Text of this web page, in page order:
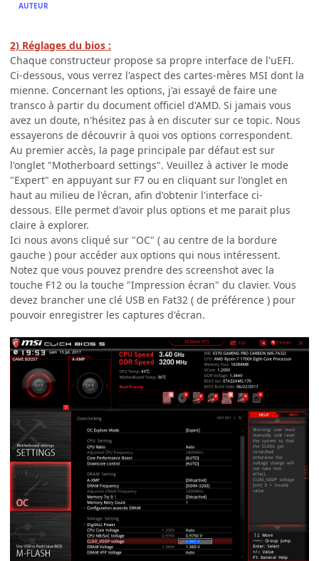
AUTEUR
2) Réglages du bios :
Chaque constructeur propose sa propre interface de l'uEFI.
Ci-dessous, vous verrez l'aspect des cartes-mères MSI dont la
mienne. Concernant les options, j'ai essayé de faire une
transco à partir du document officiel d'AMD. Si jamais vous
avez un doute, n'hésitez pas à en discuter sur ce topic. Nous
essayerons de découvrir à quoi vos options correspondent.
Au premier accès, la page principale par défaut est sur
l'onglet "Motherboard settings". Veuillez à activer le mode
"Expert" en appuyant sur F7 ou en cliquant sur l'onglet en
haut au milieu de l'écran, afin d'obtenir l'interface ci-
dessous. Elle permet d'avoir plus options et me parait plus
claire à explorer.
Ici nous avons cliqué sur "OC" ( au centre de la bordure
gauche ) pour accéder aux options qui nous intéressent.
Notez que vous pouvez prendre des screenshot avec la
touche F12 ou la touche "Impression écran" du clavier. Vous
devez brancher une clé USB en Fat32 ( de préférence ) pour
pouvoir enregistrer les captures d'écran.